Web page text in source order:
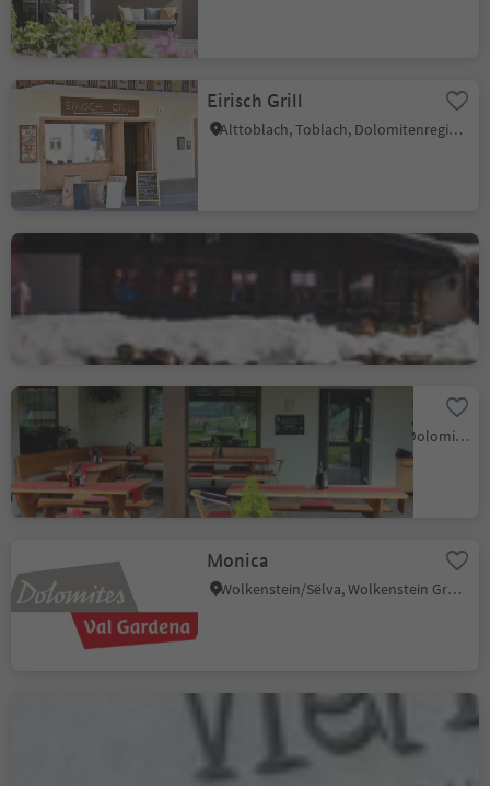
Eirisch Grill
Alttoblach, Toblach, Dolomitenregion 3 Zinnen
Mountain Riviera
Pizzeria Willi
Niederrasen, Rasen-Antholz, Dolomitenregion Kronplatz
Monica
Wolkenstein/Sëlva, Wolkenstein Gröden, Dolomitenregion Gröden
Restaurant Pizzeria Viel
Nois